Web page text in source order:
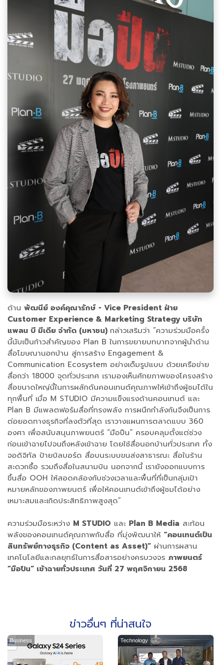
ด้าน พัฒนีย์ องค์คุณารักษ์ - Vice President ฝ่าย
Customer Experience & Marketing Strategy บริษัท
แพลน บี มีเดีย จำกัด (มหาชน) กล่าวเสริมว่า “ความร่วมมือครั้ง
นี้นับเป็นก้าวสำคัญของ Plan B ในการขยายบทบาทจากผู้นำด้าน
สื่อโฆษณานอกบ้าน สู่การสร้าง Engagement &
Communication Ecosystem อย่างเต็มรูปแบบ ด้วยเครือข่าย
สื่อกว่า 18000 จุดทั่วประเทศ เรามองเห็นศักยภาพของโครงสร้าง
สื่อขนาดใหญ่นี้ในการผลักดันคอนเทนต์คุณภาพให้เข้าถึงผู้ชมได้ใน
ทุกพื้นที่ เมื่อ M STUDIO มีความแข็งแรงด้านคอนเทนต์ และ
Plan B มีแพลตฟอร์มสื่อที่ทรงพลัง การผนึกกำลังกันจึงเป็นการ
ต่อยอดทางธุรกิจที่ลงตัวที่สุด เราวางแผนการตลาดแบบ 360
องศา เพื่อสนับสนุนภาพยนตร์ “มือปืน” ครอบคลุมตั้งแต่ช่วง
ก่อนเข้าฉายไปจนถึงหลังเข้าฉาย โดยใช้สื่อนอกบ้านทั่วประเทศ ทั้ง
จอดิจิทัล ป้ายบิลบอร์ด สื่อบนระบบขนส่งสาธารณะ สื่อในร้าน
สะดวกซื้อ รวมถึงสื่อในสนามบิน นอกจากนี้ เรายังออกแบบการ
ขึ้นสื่อ OOH ให้สอดคล้องกับช่วงเวลาและพื้นที่ที่เป็นกลุ่มเป้า
หมายหลักของภาพยนตร์ เพื่อให้คอนเทนต์เข้าถึงผู้ชมได้อย่าง
เหมาะสมและเกิดประสิทธิภาพสูงสุด”
ความร่วมมือระหว่าง M STUDIO และ Plan B Media สะท้อน
พลังของคอนเทนต์คุณภาพกับสื่อ ที่มุ่งพัฒนาให้ “คอนเทนต์เป็น
สินทรัพย์ทางธุรกิจ (Content as Asset)” ผ่านการผสาน
เทคโนโลยีและกลยุทธ์ในการสื่อสารอย่างครบวงจร ภาพยนตร์
“มือปืน” เข้าฉายทั่วประเทศ วันที่ 27 พฤศจิกายน 2568
ข่าวอื่นๆ ที่น่าสนใจ
Business Technology